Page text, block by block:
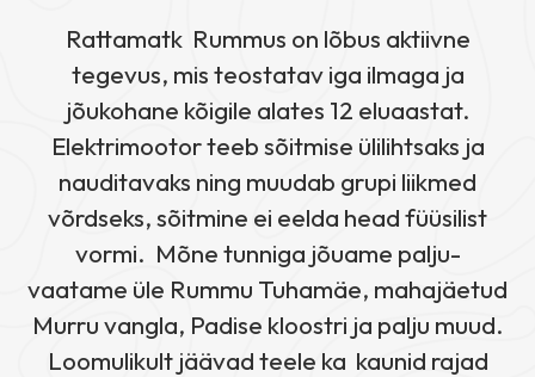
Rattamatk Rummus on lõbus aktiivne
tegevus, mis teostatav iga ilmaga ja
jõukohane kõigile alates 12 eluaastat.
Elektrimootor teeb sõitmise ülilihtsaks ja
nauditavaks ning muudab grupi liikmed
võrdseks, sõitmine ei eelda head füüsilist
vormi. Mõne tunniga jõuame palju-
vaatame üle Rummu Tuhamäe, mahajäetud
Murru vangla, Padise kloostri ja palju muud.
Loomulikult jäävad teele ka kaunid rajad